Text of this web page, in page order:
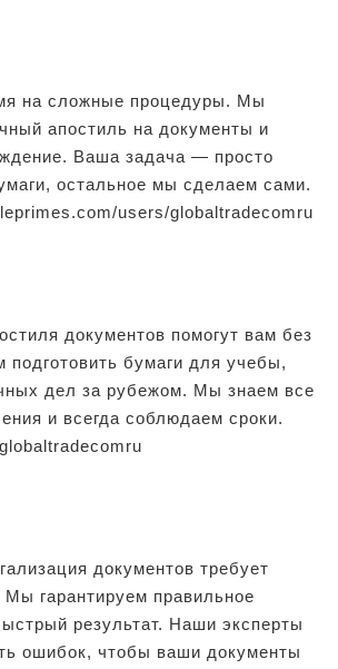
на сложные процедуры. Мы
апостиль на документы и
Ваша задача — просто
остальное мы сделаем сами.
users/globaltradecomru
документов помогут вам без
подготовить бумаги для учебы,
дел за рубежом. Мы знаем все
и всегда соблюдаем сроки.
документов требует
Мы гарантируем правильное
результат. Наши эксперты
ошибок, чтобы ваши документы